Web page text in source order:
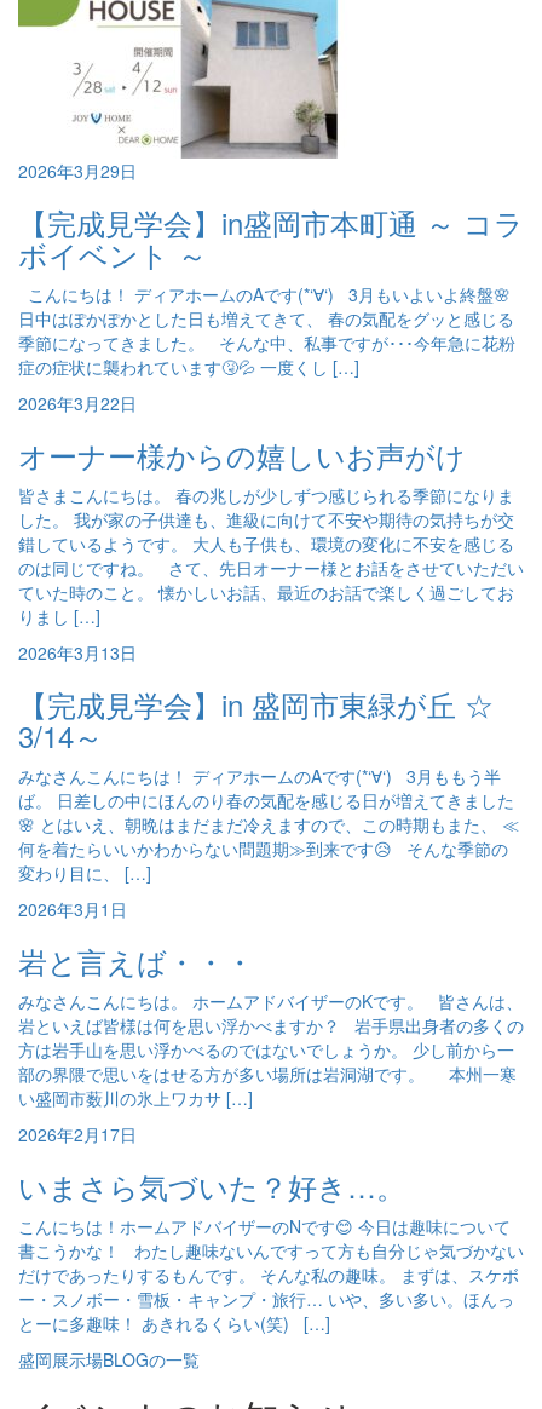
2026年3月29日
【完成見学会】in盛岡市本町通 ～ コラ
ボイベント ～
こんにちは！ ディアホームのAです(*‘∀‘) 3月もいよいよ終盤🌸
日中はぽかぽかとした日も増えてきて、 春の気配をグッと感じる
季節になってきました。 そんな中、私事ですが･･･今年急に花粉
症の症状に襲われています🤧💦 一度くし […]
2026年3月22日
オーナー様からの嬉しいお声がけ
皆さまこんにちは。 春の兆しが少しずつ感じられる季節になりま
した。 我が家の子供達も、進級に向けて不安や期待の気持ちが交
錯しているようです。 大人も子供も、環境の変化に不安を感じる
のは同じですね。 さて、先日オーナー様とお話をさせていただい
ていた時のこと。 懐かしいお話、最近のお話で楽しく過ごしてお
りまし […]
2026年3月13日
【完成見学会】in 盛岡市東緑が丘 ☆
3/14～
みなさんこんにちは！ ディアホームのAです(*‘∀‘) 3月ももう半
ば。 日差しの中にほんのり春の気配を感じる日が増えてきました
🌸 とはいえ、朝晩はまだまだ冷えますので、この時期もまた、 ≪
何を着たらいいかわからない問題期≫到来です😥 そんな季節の
変わり目に、 […]
2026年3月1日
岩と言えば・・・
みなさんこんにちは。 ホームアドバイザーのKです。 皆さんは、
岩といえば皆様は何を思い浮かべますか？ 岩手県出身者の多くの
方は岩手山を思い浮かべるのではないでしょうか。 少し前から一
部の界隈で思いをはせる方が多い場所は岩洞湖です。 本州一寒
い盛岡市薮川の氷上ワカサ […]
2026年2月17日
いまさら気づいた？好き…。
こんにちは！ホームアドバイザーのNです😊 今日は趣味について
書こうかな！ わたし趣味ないんですって方も自分じゃ気づかない
だけであったりするもんです。 そんな私の趣味。 まずは、スケボ
ー・スノボー・雪板・キャンプ・旅行… いや、多い多い。ほんっ
とーに多趣味！ あきれるくらい(笑) […]
盛岡展示場BLOGの一覧